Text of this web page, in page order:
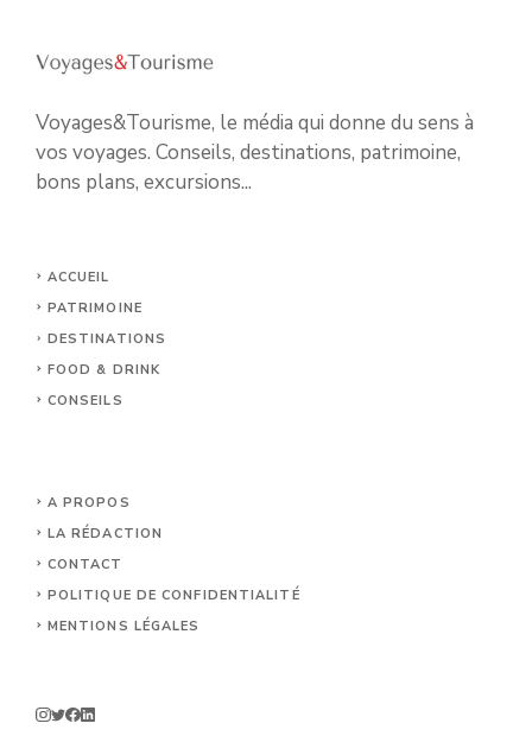
Voyages&Tourisme, le média qui donne du sens à
vos voyages. Conseils, destinations, patrimoine,
bons plans, excursions...
ACCUEIL
PATRIMOINE
DESTINATIONS
FOOD & DRINK
CONSEILS
A PROPOS
LA RÉDACTION
CONTACT
POLITIQUE DE CONFIDENTIALITÉ
MENTIONS LÉGALES